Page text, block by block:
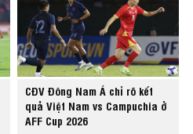
CĐV Đông Nam Á chỉ rõ kết
quả Việt Nam vs Campuchia ở
AFF Cup 2026